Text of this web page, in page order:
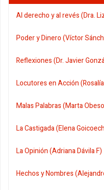
Al derecho y al revés (Dra.
Poder y Dinero (Víctor
Reflexiones (Dr. Javier
Locutores en Acción
Malas Palabras (Marta
La Castigada (Elena
La Opinión (Adriana Dávila F)
Hechos y Nombres